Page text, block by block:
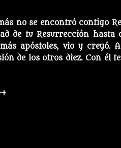
no se encontró contigo
de tu Resurrección
apóstoles, vio y creyó.
de los otros diez. Con él